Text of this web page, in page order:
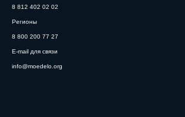
8 812 402 02 02
Регионы
8 800 200 77 27
E-mail для связи
info@moedelo.org